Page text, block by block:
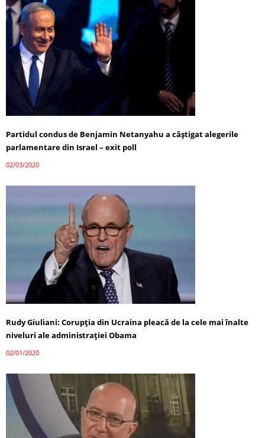
Partidul condus de Benjamin Netanyahu a câștigat alegerile
parlamentare din Israel – exit poll
02/03/2020
Rudy Giuliani: Corupția din Ucraina pleacă de la cele mai înalte
niveluri ale administrației Obama
02/01/2020